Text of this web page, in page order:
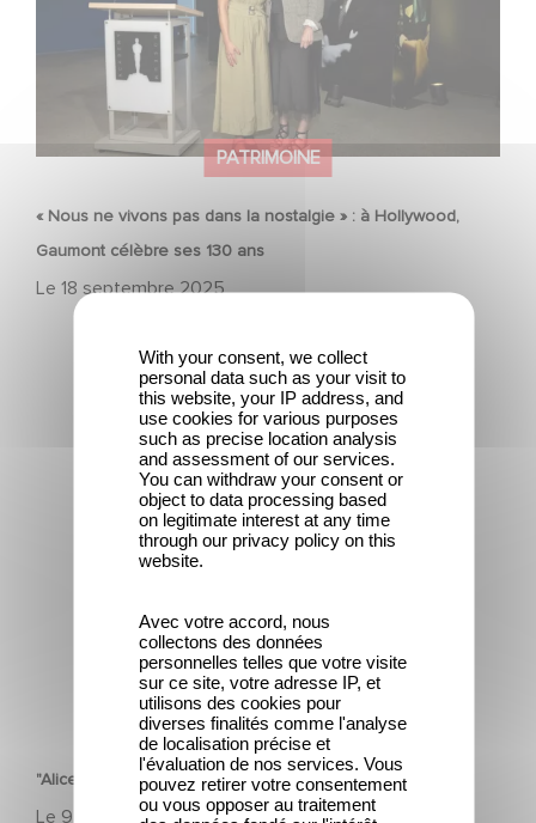
PATRIMOINE
« Nous ne vivons pas dans la nostalgie » : à Hollywood,
Gaumont célèbre ses 130 ans
Le 18 septembre 2025
PATRIMOINE
"Alice et Léon font leur cinéma"
Le 9 septembre 2025
"Alice et Léon font leur cinéma"
With your consent, we collect
personal data such as your visit to
this website, your IP address, and
use cookies for various purposes
such as precise location analysis
and assessment of our services.
You can withdraw your consent or
object to data processing based
on legitimate interest at any time
through our privacy policy on this
website.
Avec votre accord, nous
collectons des données
personnelles telles que votre visite
sur ce site, votre adresse IP, et
utilisons des cookies pour
diverses finalités comme l'analyse
de localisation précise et
l'évaluation de nos services. Vous
pouvez retirer votre consentement
ou vous opposer au traitement